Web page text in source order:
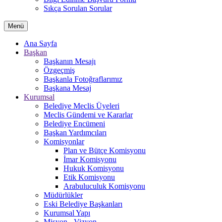
Sıkça Sorulan Sorular
Menü
Ana Sayfa
Başkan
Başkanın Mesajı
Özgeçmiş
Başkanla Fotoğraflarımız
Başkana Mesaj
Kurumsal
Belediye Meclis Üyeleri
Meclis Gündemi ve Kararlar
Belediye Encümeni
Başkan Yardımcıları
Komisyonlar
Plan ve Bütçe Komisyonu
İmar Komisyonu
Hukuk Komisyonu
Etik Komisyonu
Arabuluculuk Komisyonu
Müdürlükler
Eski Belediye Başkanları
Kurumsal Yapı